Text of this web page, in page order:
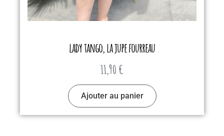
lady tango, la jupe fourreau
11,90 €
Ajouter au panier